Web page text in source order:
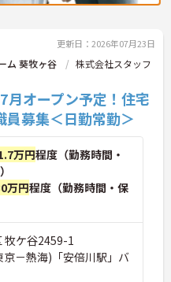
更新日：2026年07月23日
ム 葵牧ヶ谷
株式会社スタッフ
月オープン予定！住宅
員募集＜日勤常勤＞
万円程度（勤務時間・
万円程度（勤務時間・保
牧ケ谷2459-1
京－熱海)「安倍川駅」バ